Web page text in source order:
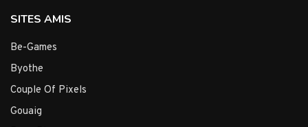
SITES AMIS
Be-Games
Byothe
Couple Of Pixels
Gouaig